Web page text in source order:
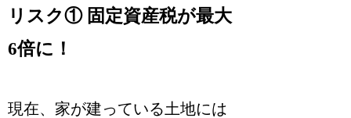
リスク① 固定資産税が最大
6倍に！
現在、家が建っている土地には